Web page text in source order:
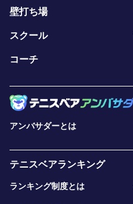
壁打ち場
スクール
コーチ
アンバサダーとは
テニスベアランキング
ランキング制度とは